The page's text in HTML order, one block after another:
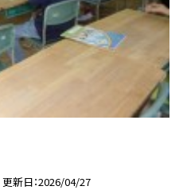
更新日 2026/04/27